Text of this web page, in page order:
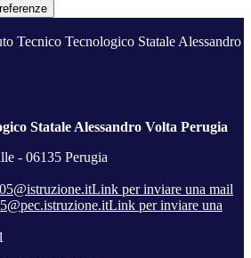
Tecnico Tecnologico Statale Alessandro
Statale Alessandro Volta Perugia
- 06135 Perugia
Link per inviare una mail
Link per inviare una